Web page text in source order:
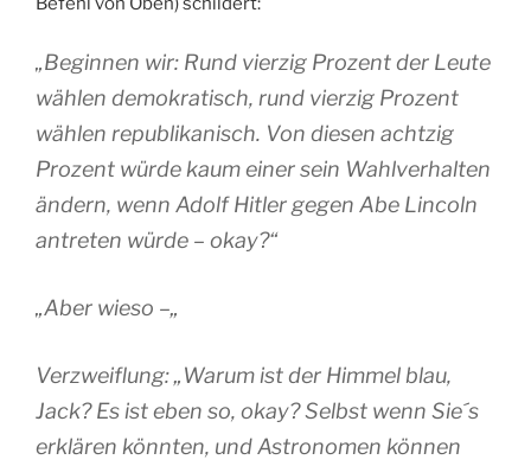
„Beginnen wir: Rund vierzig Prozent der Leute
wählen demokratisch, rund vierzig Prozent
wählen republikanisch. Von diesen achtzig
Prozent würde kaum einer sein Wahlverhalten
ändern, wenn Adolf Hitler gegen Abe Lincoln
antreten würde – okay?“
„Aber wieso –„
Verzweiflung: „Warum ist der Himmel blau,
Jack? Es ist eben so, okay? Selbst wenn Sie´s
erklären könnten, und Astronomen können